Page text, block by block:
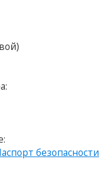
безопасности